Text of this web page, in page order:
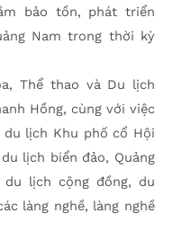
bảo tồn, phát triển
Nam trong thời kỳ
Thể thao và Du lịch
Hồng, cùng với việc
lịch Khu phố cổ Hội
lịch biển đảo, Quảng
lịch cộng đồng, du
làng nghề, làng nghề